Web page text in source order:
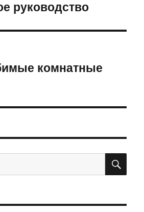
руководство
комнатные